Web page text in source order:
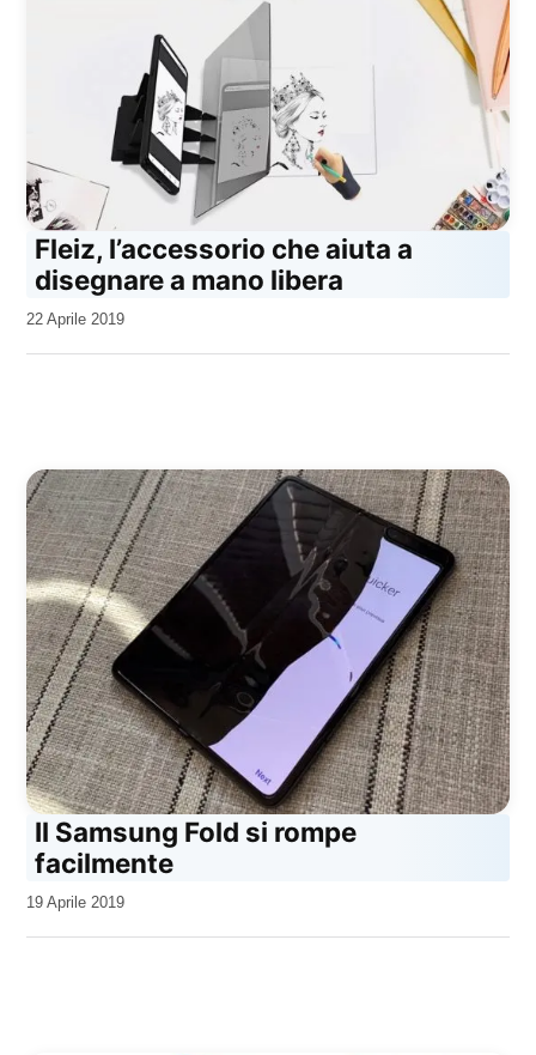
Fleiz, l’accessorio che aiuta a
disegnare a mano libera
da
22 Aprile 2019
Il Samsung Fold si rompe
facilmente
da
19 Aprile 2019